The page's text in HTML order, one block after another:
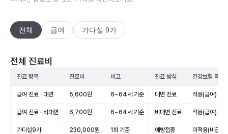
전체 급여 가다실 9가
전체 진료비
진료 항목 진료비 비고 진료 방식 건강보험 적용
급여 진료 · 대면 5,600원 6~64세 기준 대면 진료 적용(급여)
급여 진료 · 비대면 6,700원 6~64세 기준 비대면 진료 적용(급여)
가다실9가 230,000원 1회 기준 예방접종 미적용(비급여)